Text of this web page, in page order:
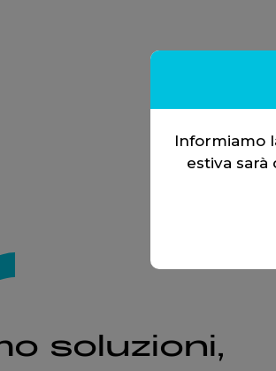
soluzioni,
Informiamo
estiva sarà